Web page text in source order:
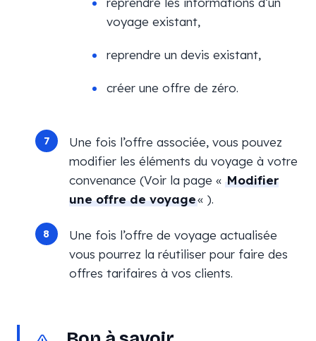
voyage existant,
reprendre un devis existant,
créer une offre de zéro.
Une fois l’offre associée, vous pouvez
modifier les éléments du voyage à votre
convenance (Voir la page « Modifier
une offre de voyage« ).
Une fois l’offre de voyage actualisée
vous pourrez la réutiliser pour faire des
offres tarifaires à vos clients.